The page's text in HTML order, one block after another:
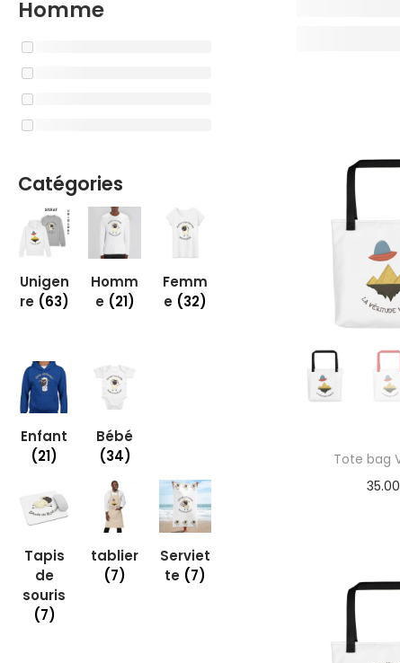
Homme
Catégories
Unigen
re (63)
Homm
e (21)
Femm
e (32)
Enfant
(21)
Bébé
(34)
Tapis
de
souris
(7)
tablier
(7)
Serviet
te (7)
Tote bag
35.00